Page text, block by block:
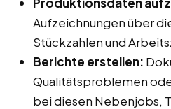
Aufzeichnungen über
Stückzahlen und
Berichte erstellen:
Qualitätsproblemen
bei diesen Nebenjobs,